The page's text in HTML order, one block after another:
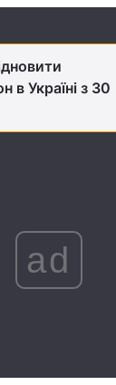
Інциденти
Туризм
в Україні з 30
ad